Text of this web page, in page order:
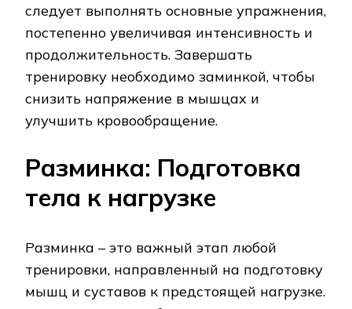
следует выполнять основные упражнения,
постепенно увеличивая интенсивность и
продолжительность. Завершать
тренировку необходимо заминкой, чтобы
снизить напряжение в мышцах и
улучшить кровообращение.
Разминка: Подготовка
тела к нагрузке
Разминка – это важный этап любой
тренировки, направленный на подготовку
мышц и суставов к предстоящей нагрузке.